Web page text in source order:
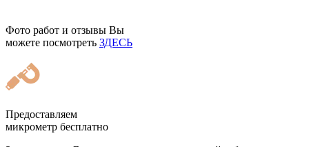
Фото работ и отзывы Вы
можете посмотреть ЗДЕСЬ
Предоставляем
микрометр бесплатно